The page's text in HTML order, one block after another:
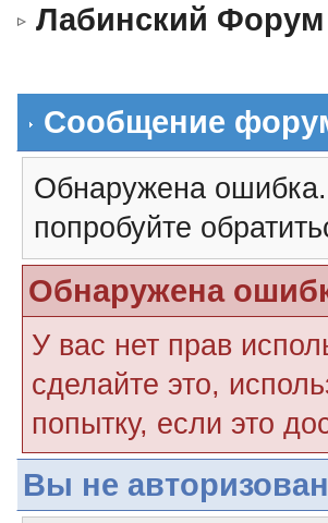
Лабинский Форум
Сообщение
Обнаружена
попробуйте
Обнаружена
У вас нет прав
сделайте это,
попытку, если это
Вы не